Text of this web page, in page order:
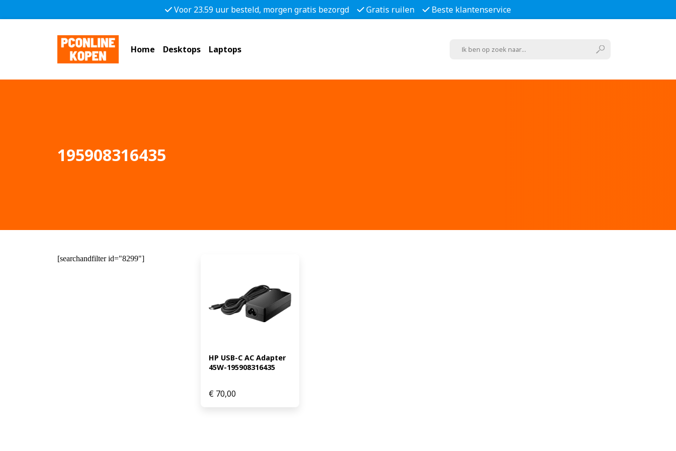
Voor 23.59 uur besteld, morgen gratis bezorgd Gratis ruilen Beste klantenservice
Home Desktops Laptops
195908316435
[searchandfilter id="8299"]
HP USB-C AC Adapter
45W-195908316435
€ 70,00